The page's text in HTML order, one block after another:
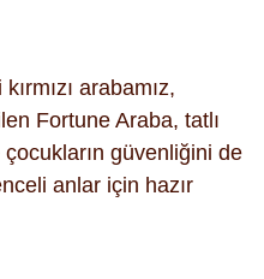
arabamız,
Fortune Araba, tatlı
güvenliğini de
anlar için hazır